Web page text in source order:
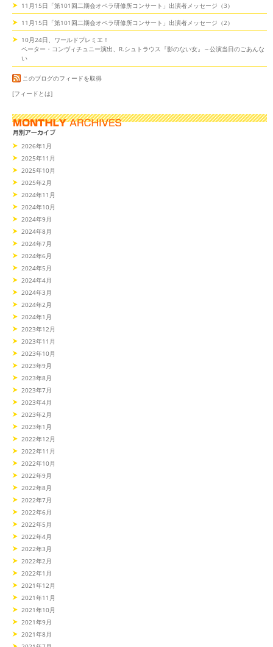
11月15日「第101回二期会オペラ研修所コンサート」出演者メッセージ（3）
11月15日「第101回二期会オペラ研修所コンサート」出演者メッセージ（2）
10月24日、ワールドプレミエ！
ペーター・コンヴィチュニー演出、R.シュトラウス『影のない女』～公演当日のごあんな
い
このブログのフィードを取得
[フィードとは]
2026年1月
2025年11月
2025年10月
2025年2月
2024年11月
2024年10月
2024年9月
2024年8月
2024年7月
2024年6月
2024年5月
2024年4月
2024年3月
2024年2月
2024年1月
2023年12月
2023年11月
2023年10月
2023年9月
2023年8月
2023年7月
2023年4月
2023年2月
2023年1月
2022年12月
2022年11月
2022年10月
2022年9月
2022年8月
2022年7月
2022年6月
2022年5月
2022年4月
2022年3月
2022年2月
2022年1月
2021年12月
2021年11月
2021年10月
2021年9月
2021年8月